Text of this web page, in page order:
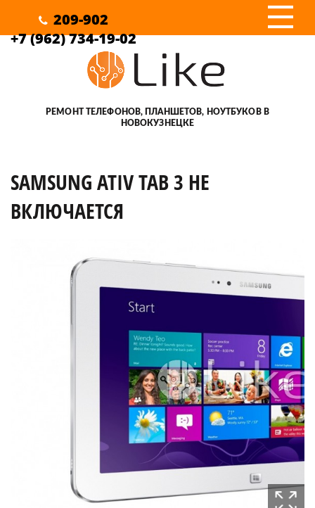
209-902
+7 (962) 734-19-02
III
РЕМОНТ ТЕЛЕФОНОВ, ПЛАНШЕТОВ, НОУТБУКОВ В
НОВОКУЗНЕЦКЕ
SAMSUNG ATIV TAB 3 НЕ
ВКЛЮЧАЕТСЯ